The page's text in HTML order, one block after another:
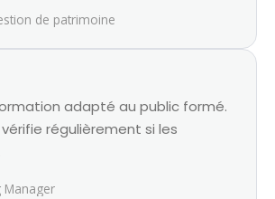
de patrimoine
adapté au public formé.
régulièrement si les
Manager